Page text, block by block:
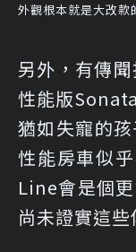
外觀根本就是大改
另外，有傳
性能版
猶如失寵的
性能房車似
Line會是個
尚未證實這些